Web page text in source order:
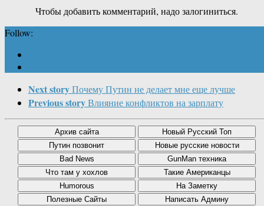
Чтобы добавить комментарий, надо залогиниться.
Follow:
Next storyПочему Путин не делает мне еще лучше
Previous storyВлияние конфликтов на зарплату